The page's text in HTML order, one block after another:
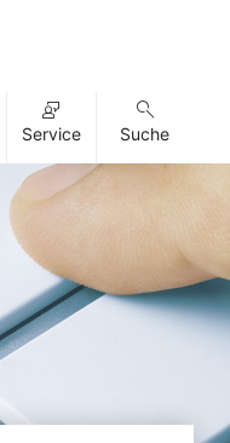
Service Suche